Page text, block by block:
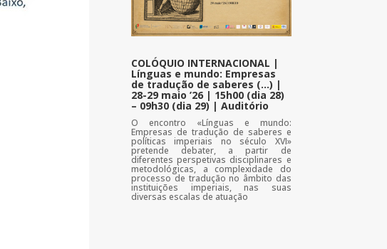
COLÓQUIO INTERNACIONAL |
Línguas e mundo: Empresas
de tradução de saberes (…) |
28-29 maio ’26 | 15h00 (dia 28)
– 09h30 (dia 29) | Auditório
O encontro «Línguas e mundo:
Empresas de tradução de saberes e
políticas imperiais no século XVI»
pretende debater, a partir de
diferentes perspetivas disciplinares e
metodológicas, a complexidade do
processo de tradução no âmbito das
instituições imperiais, nas suas
diversas escalas de atuação